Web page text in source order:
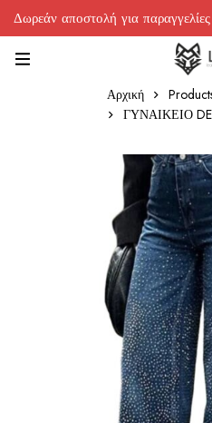
Δωρεάν αποστολή για
Αρχική
ΓΥΝΑΙΚΕΙΟ